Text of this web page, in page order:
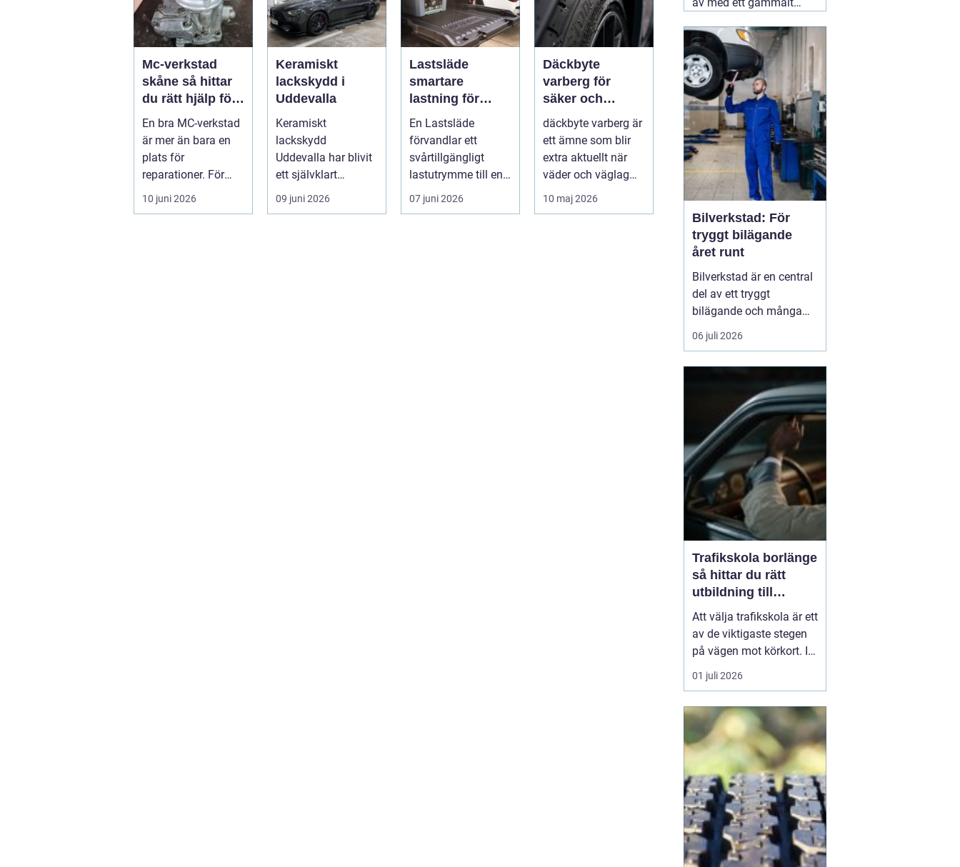
Mc-verkstad
skåne så hittar
du rätt hjälp för
din motorcykel
En bra MC-verkstad
är mer än bara en
plats för
reparationer. För
många
motorcyklister
10 juni 2026
Keramiskt
lackskydd i
Uddevalla
Keramiskt
lackskydd
Uddevalla har blivit
ett självklart
begrepp för bilägare
som vill...
09 juni 2026
Lastsläde
smartare
lastning för
pickup, skåpbil
och personbil
En Lastsläde
förvandlar ett
svårtillgängligt
lastutrymme till en
lättjobbad yta.
Genom att dra ut
07 juni 2026
Däckbyte
varberg för
säker och
smidig körning
Året runt
däckbyte varberg är
ett ämne som blir
extra aktuellt när
väder och väglag
skiftar mellan
sommar och ...
10 maj 2026
skrotning frigör plats,
minskar miljöpåverkan
och gör att värdefulla
resurser kan användas
igen. För den som söker
09 juli 2026
Bilverkstad: För
tryggt bilägande
året runt
Bilverkstad är en central
del av ett tryggt
bilägande och många
bilägare letar efter en
partner som kan hjälpa
livslängd. En modern
verkstad kombinerar
teknisk kompetens, rätt
utrustning och ...
06 juli 2026
Trafikskola borlänge
så hittar du rätt
utbildning till
körkortet
Att välja trafikskola är ett
av de viktigaste stegen
på vägen mot körkort. I
Borlänge finns flera
alternativ, men
kan vara stora. Den som
vill hitta en trafikskola i
Borlänge som passar
både plånbok, tidsplan
och sätt att lära...
01 juli 2026